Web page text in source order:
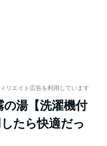
リエイト広告を利用しています
の湯【洗濯機付
たら快適だっ